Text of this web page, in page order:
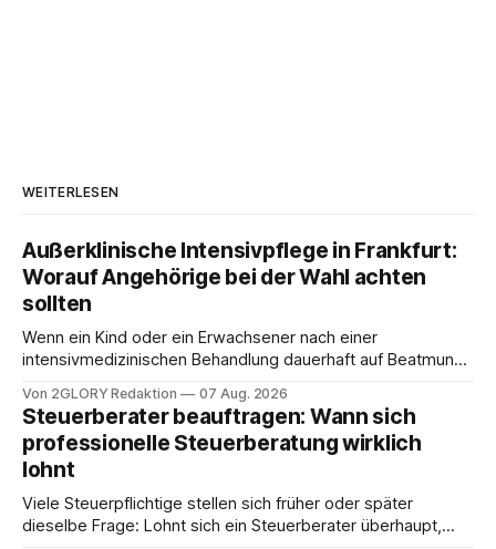
WEITERLESEN
Außerklinische Intensivpflege in Frankfurt:
Worauf Angehörige bei der Wahl achten
sollten
Wenn ein Kind oder ein Erwachsener nach einer
intensivmedizinischen Behandlung dauerhaft auf Beatmung
angewiesen ist, stellt sich für Familien eine schwierige
Frage: Muss die Versorgung dauerhaft in der Klinik bleiben –
oder ist ein Leben zu Hause möglich? Die außerklinische
Intensivpflege bietet genau diese Alternative: Sie
Von 2GLORY Redaktion 07 Aug. 2026
Steuerberater beauftragen: Wann sich
professionelle Steuerberatung wirklich
lohnt
Viele Steuerpflichtige stellen sich früher oder später
dieselbe Frage: Lohnt sich ein Steuerberater überhaupt,